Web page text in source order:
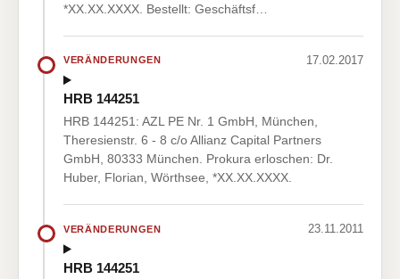
*XX.XX.XXXX. Bestellt: Geschäftsf…
VERÄNDERUNGEN 17.02.2017
HRB 144251
HRB 144251: AZL PE Nr. 1 GmbH, München,
Theresienstr. 6 - 8 c/o Allianz Capital Partners
GmbH, 80333 München. Prokura erloschen: Dr.
Huber, Florian, Wörthsee, *XX.XX.XXXX.
VERÄNDERUNGEN 23.11.2011
HRB 144251